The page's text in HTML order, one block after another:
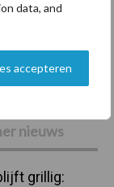
data, and
accepteren
nieuws
grillig: